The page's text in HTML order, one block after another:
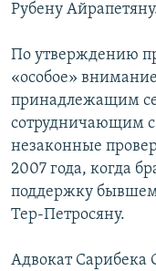
Рубену
По утверждению
«особое»
принадлежащим
сотрудничающим
незаконные
2007 года, когда
поддержку
Тер-Петросяну.
Адвокат Сарибека